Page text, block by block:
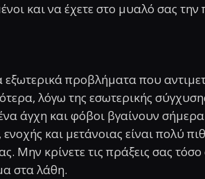
και να έχετε στο μυαλό σας
προβλήματα που
λόγω της εσωτερικής
άγχη και φόβοι βγαίνουν
και μετάνοιας είναι πολύ
Μην κρίνετε τις πράξεις σας
στα λάθη.